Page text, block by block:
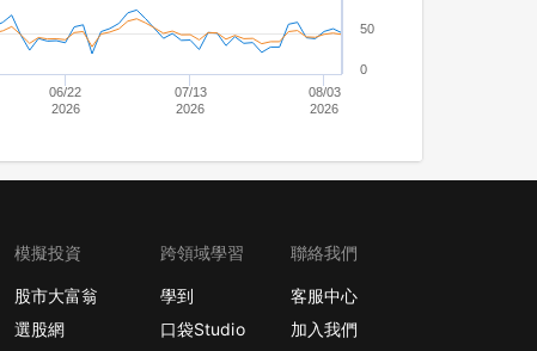
06/22
2026
07/13
2026
08/03
2026
0
50
模擬投資
股市大富翁
選股網
跨領域學習
學到
口袋Studio
聯絡我們
客服中心
加入我們